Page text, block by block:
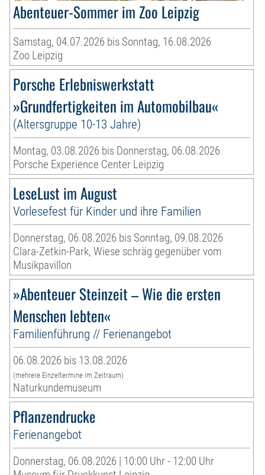
Abenteuer-Sommer im Zoo Leipzig
Samstag, 04.07.2026 bis Sonntag, 16.08.2026
Zoo Leipzig
Porsche Erlebniswerkstatt
»Grundfertigkeiten im Automobilbau«
(Altersgruppe 10-13 Jahre)
Montag, 03.08.2026 bis Donnerstag, 06.08.2026
Porsche Experience Center Leipzig
LeseLust im August
Vorlesefest für Kinder und ihre Familien
Donnerstag, 06.08.2026 bis Sonntag, 09.08.2026
Clara-Zetkin-Park, Wiese schräg gegenüber vom
Musikpavillon
»Abenteuer Steinzeit – Wie die ersten
Menschen lebten«
Familienführung // Ferienangebot
06.08.2026 bis 13.08.2026
(mehrere Einzeltermine im Zeitraum)
Naturkundemuseum
Pflanzendrucke
Ferienangebot
Donnerstag, 06.08.2026 | 10:00 Uhr - 12:00 Uhr